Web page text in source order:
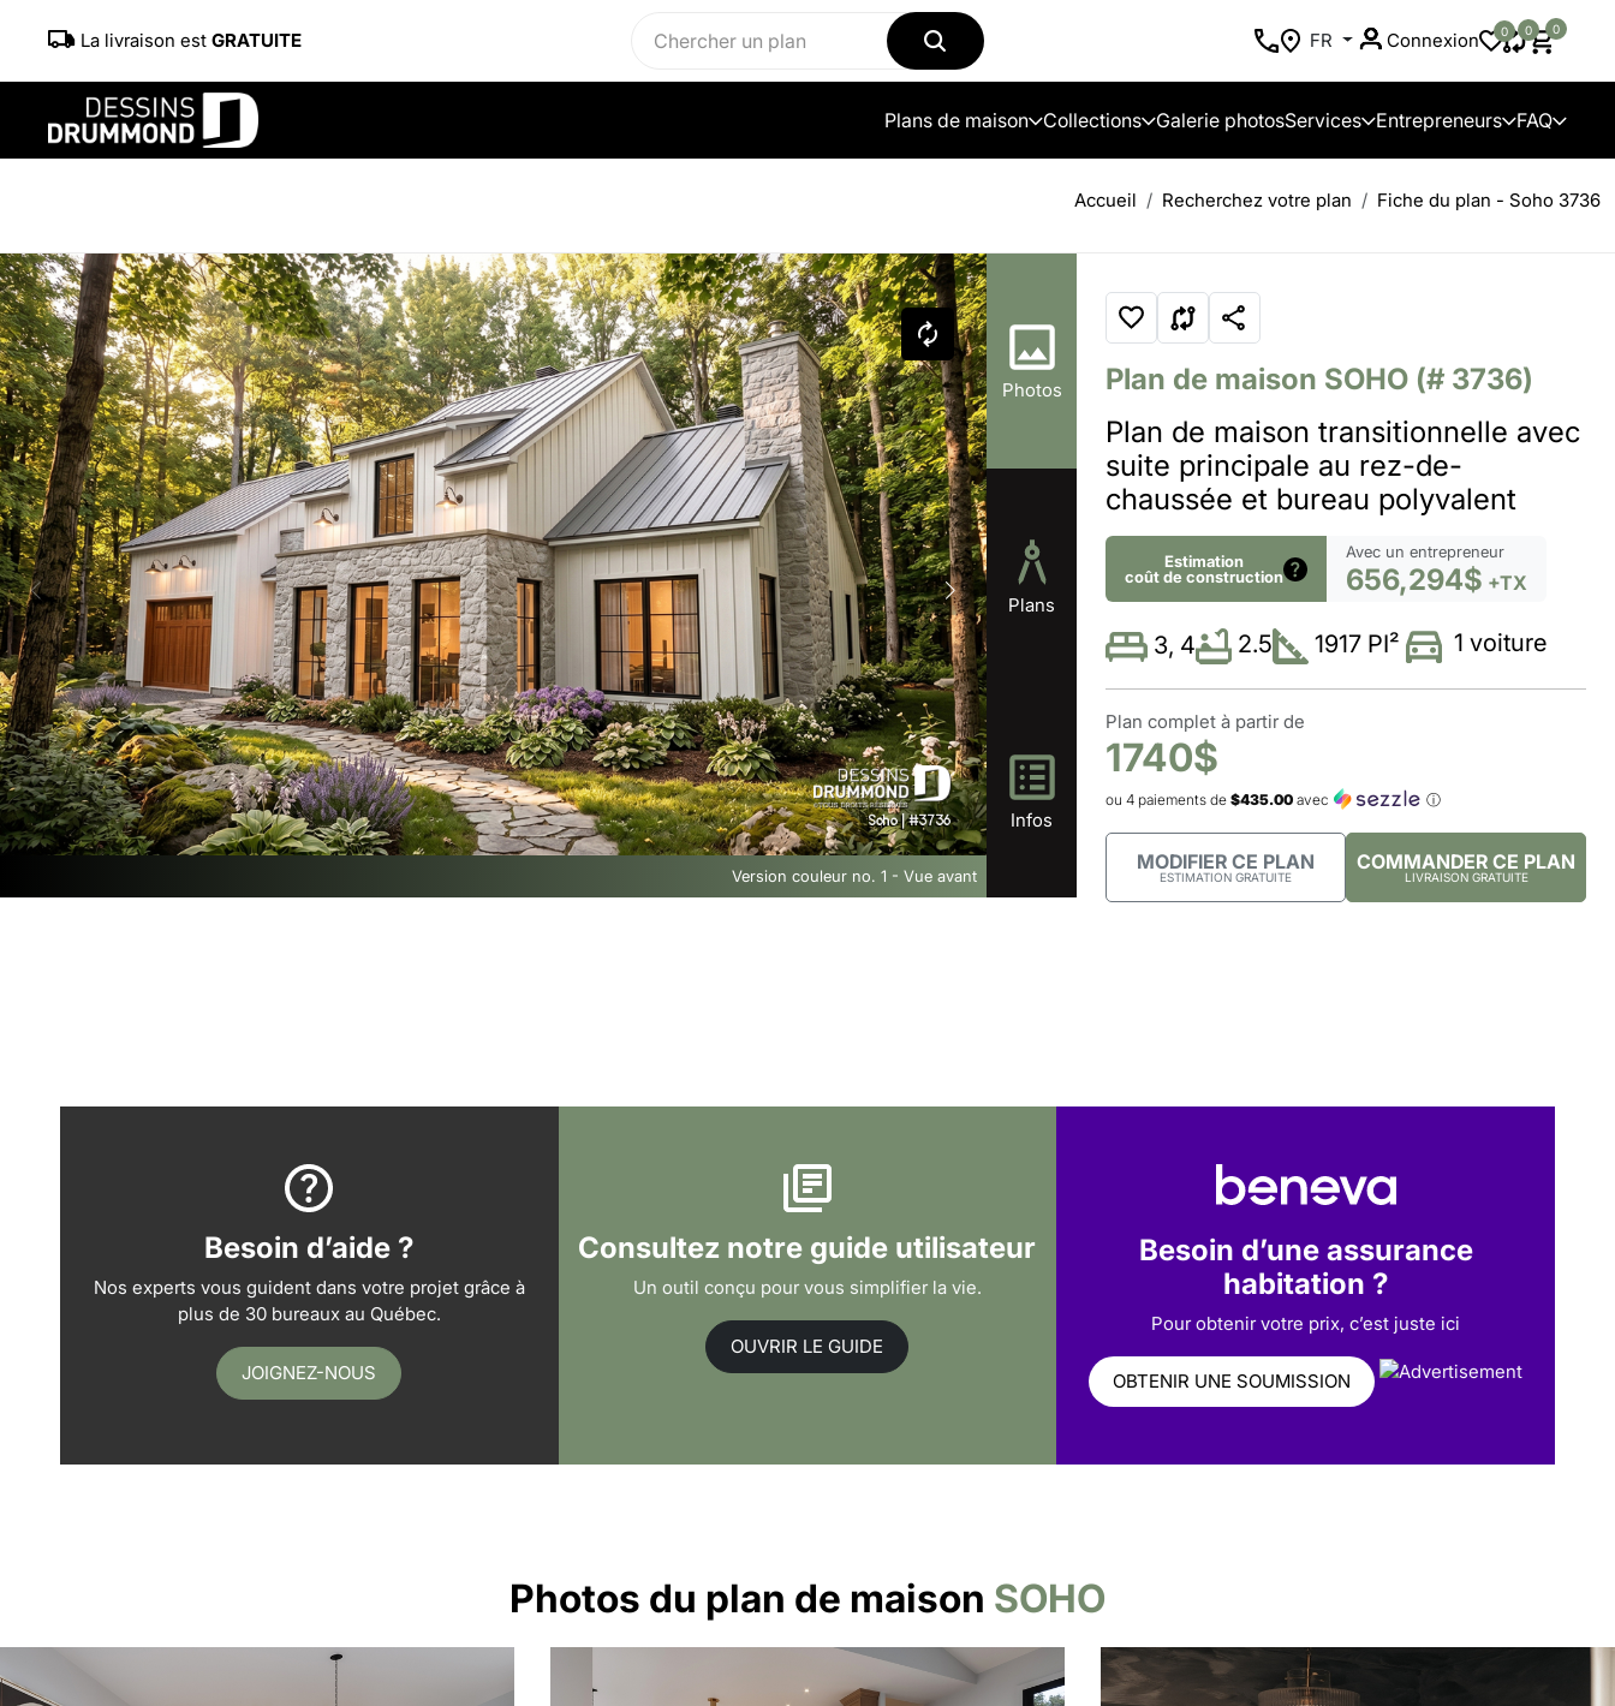
La livraison est GRATUITE FR Connexion 0 0 0
Plans de maison Collections Galerie photosServices Entrepreneurs FAQ
Accueil Recherchez votre plan Fiche du plan - Soho 3736
Version couleur no. 1 - Vue avant
Photos
Plans
Infos
Plan de maison SOHO (# 3736)
Plan de maison transitionnelle avec
suite principale au rez-de-
chaussée et bureau polyvalent
Estimation
coût de construction
Avec un entrepreneur
656,294$ +TX
3, 4 2.5 1917 PI² 1 voiture
Plan complet à partir de
1740$
ou 4 paiements de $435.00 avec ⓘ
MODIFIER CE PLAN
ESTIMATION GRATUITE
COMMANDER CE PLAN
LIVRAISON GRATUITE
Besoin d’aide ?
Nos experts vous guident dans votre projet grâce à
plus de 30 bureaux au Québec.
JOIGNEZ-NOUS
Consultez notre guide utilisateur
Un outil conçu pour vous simplifier la vie.
OUVRIR LE GUIDE
Besoin d’une assurance
habitation ?
Pour obtenir votre prix, c’est juste ici
OBTENIR UNE SOUMISSION
Photos du plan de maison SOHO